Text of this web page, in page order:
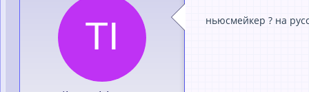
ньюсмейкер ? на